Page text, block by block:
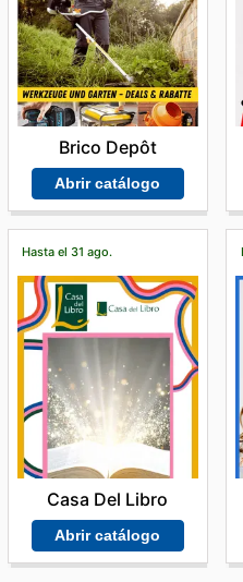
Brico Depôt
Abrir catálogo
Hasta el 31 ago.
Casa Del Libro
Abrir catálogo